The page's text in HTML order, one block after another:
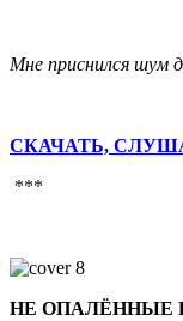
Мне приснился шум
СКАЧАТЬ,
***
НЕ ОПАЛЁННЫЕ